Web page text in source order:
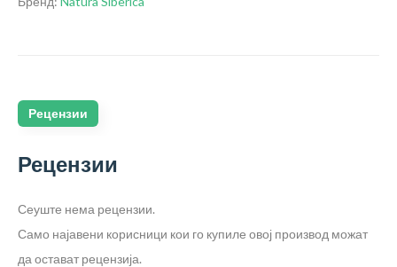
Рецензии
Рецензии
Сеуште нема рецензии.
Само најавени корисници кои го купиле овој производ можат
да остават рецензија.